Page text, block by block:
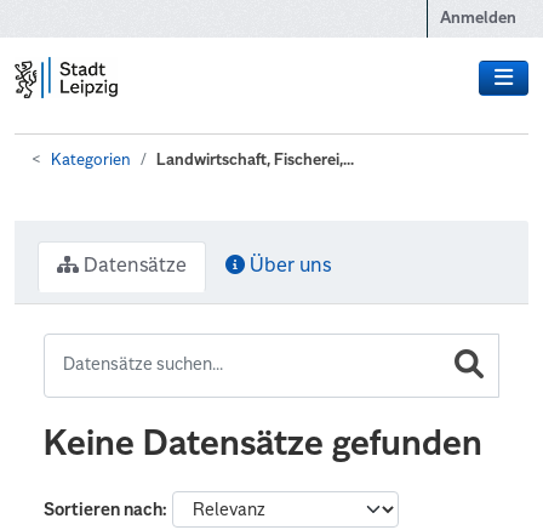
Anmelden
Kategorien Landwirtschaft, Fischerei,...
Datensätze Über uns
Keine Datensätze gefunden
Sortieren nach